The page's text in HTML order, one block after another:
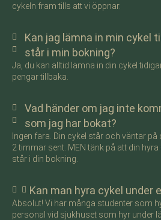
cykeln fram tills att vi öppnar.
Kan jag lämna in min cykel
står i min bokning?
Ja, du kan alltid lämna in din cykel
pengar tillbaka.
Vad händer om jag inte
som jag har bokat?
Ingen fara. Din cykel står och väntar
2 timmar sent. MEN tänk på att din
står i din bokning.
Kan man hyra cykel under
Absolut! Vi har många studenter som
personal vid sjukhuset som hyr under